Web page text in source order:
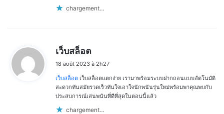
chargement…
เว็บสล็อต
t
:
18 août 2023 à 2h27
เว็บสล็อต เว็บสล็อตแตกง่าย เรามาพร้อมระบบฝากถอนแบบอัตโนมัติ
สะดวกทันสมัยรวดเร็วทันใจเอาใจนักพนันรุ่นใหม่พร้อมพาคุณพบกับ
ประสบการณ์เล่นพนันที่ดีที่สุดในตอนนี้แล้ว
chargement…